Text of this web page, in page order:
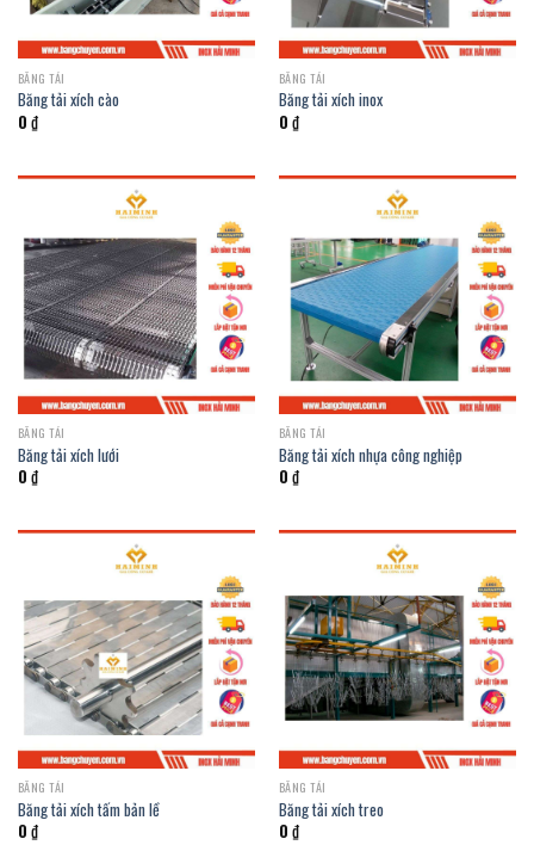
BĂNG TẢI
Băng tải xích cào
0 ₫
BĂNG TẢI
Băng tải xích inox
0 ₫
BĂNG TẢI
Băng tải xích lưới
0 ₫
BĂNG TẢI
Băng tải xích nhựa công nghiệp
0 ₫
BĂNG TẢI
Băng tải xích tấm bản lề
0 ₫
BĂNG TẢI
Băng tải xích treo
0 ₫